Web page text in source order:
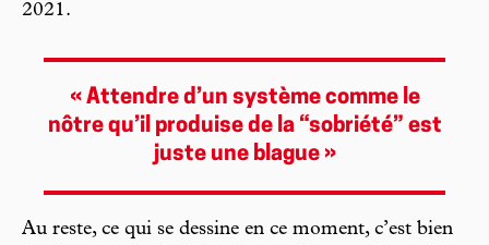
2021.
« Attendre d’un système comme le
nôtre qu’il produise de la “sobriété” est
juste une blague »
Au reste, ce qui se dessine en ce moment, c’est bien